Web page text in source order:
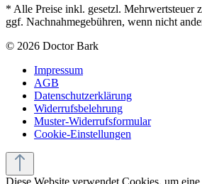
* Alle Preise inkl. gesetzl. Mehrwertsteuer
ggf. Nachnahmegebühren, wenn nicht
© 2026 Doctor Bark
Impressum
AGB
Datenschutzerklärung
Widerrufsbelehrung
Muster-Widerrufsformular
Cookie-Einstellungen
Diese Website verwendet Cookies, um